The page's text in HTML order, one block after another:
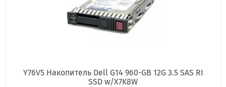
Y76V5 Накопитель Dell G14 960-GB 12G 3.5 SAS RI
SSD w/X7K8W